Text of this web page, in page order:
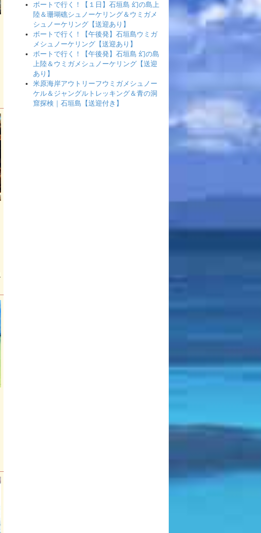
ボートで行く！【１日】石垣島 幻の島上
陸＆珊瑚礁シュノーケリング＆ウミガメ
シュノーケリング【送迎あり】
ボートで行く！【午後発】石垣島ウミガ
メシュノーケリング【送迎あり】
ボートで行く！【午後発】石垣島 幻の島
上陸＆ウミガメシュノーケリング【送迎
あり】
米原海岸アウトリーフウミガメシュノー
ケル＆ジャングルトレッキング＆青の洞
窟探検｜石垣島【送迎付き】